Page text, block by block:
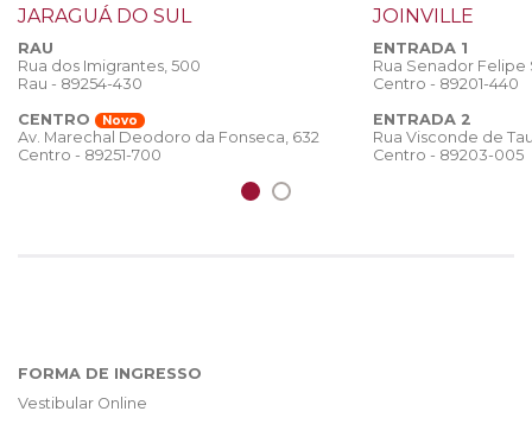
JARAGUÁ DO SUL
RAU
Rua dos Imigrantes, 500
Rau - 89254-430
CENTRO
Novo
Av. Marechal Deodoro da Fonseca, 632
Centro - 89251-700
JOINVILLE
ENTRADA 1
Rua Senador
Centro - 89201-440
ENTRADA 2
Rua Visconde de
Centro - 89203-005
FORMA DE INGRESSO
Vestibular Online